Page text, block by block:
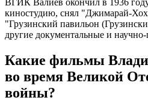
ВГИК Валиев окончил в 1936
киностудию, снял "Джимарай-
"Грузинский павильон
другие документальные и
Какие фильмы
во время Великой
войны?